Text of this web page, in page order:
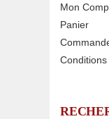
Mon
Panier